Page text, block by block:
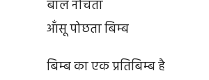
बाल नोचता
आँसू पोछता बिम्ब
बिम्ब का एक प्रतिबिम्ब है